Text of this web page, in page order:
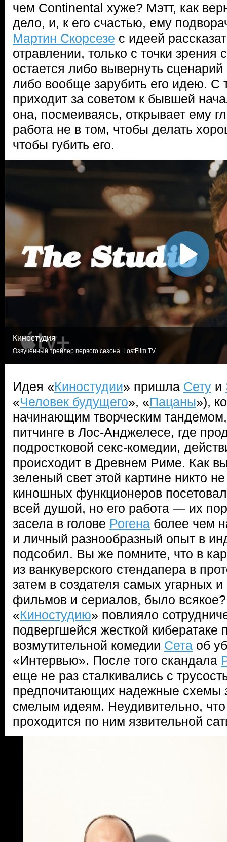
чем Continental хуже? Мэтт, как
дело, и, к его счастью, ему
Мартин Скорсезе с идеей
отравлении, только с точки зрения
остается либо вывернуть
либо вообще зарубить его идею.
приходит за советом к бывшей
она, посмеиваясь, открывает ему
работа не в том, чтобы делать
чтобы губить его.
Киностудия
Озвученный трейлер первого сезона. LostFilm.TV
Идея «Киностудии» пришла Сету и
«Человек будущего», «Пацаны»),
начинающим творческим
питчинге в Лос-Анджелесе, где
подростковой секс-комедии,
происходит в Древнем Риме. Как
зеленый свет этой картине никто
киношных функционеров
всей душой, но его работа — их
засела в голове Рогена более чем
и личный разнообразный опыт в
подсобил. Вы же помните, что в
из ванкуверского стендапера в
затем в создателя самых угарных
фильмов и сериалов, было
«Киностудию» повлияло
подвергшейся жесткой кибератаке
возмутительной комедии Сета об
«Интервью». После того скандала
еще не раз сталкивались с
предпочитающих надежные схемы
смелым идеям. Неудивительно, что
проходится по ним язвительной